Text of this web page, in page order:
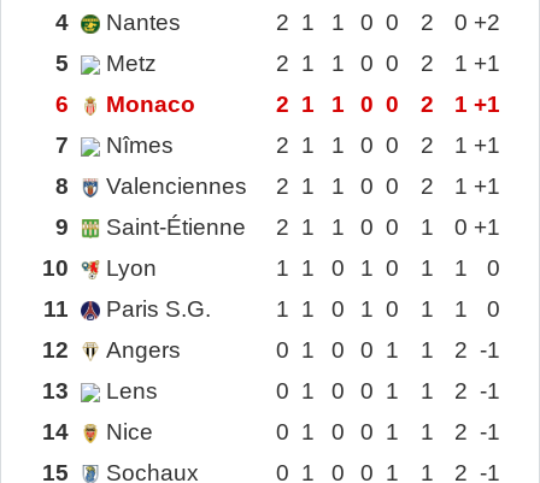
4
Nantes 2 1 1 0 0 2 0 +2
5
Metz 2 1 1 0 0 2 1 +1
6
Monaco 2 1 1 0 0 2 1 +1
7
Nîmes 2 1 1 0 0 2 1 +1
8
Valenciennes 2 1 1 0 0 2 1 +1
9
Saint-Étienne 2 1 1 0 0 1 0 +1
10
Lyon 1 1 0 1 0 1 1
0
11
Paris S.G. 1 1 0 1 0 1 1
0
12
Angers 0 1 0 0 1 1 2 -1
13
Lens 0 1 0 0 1 1 2 -1
14
Nice 0 1 0 0 1 1 2 -1
15
Sochaux 0 1 0 0 1 1 2 -1